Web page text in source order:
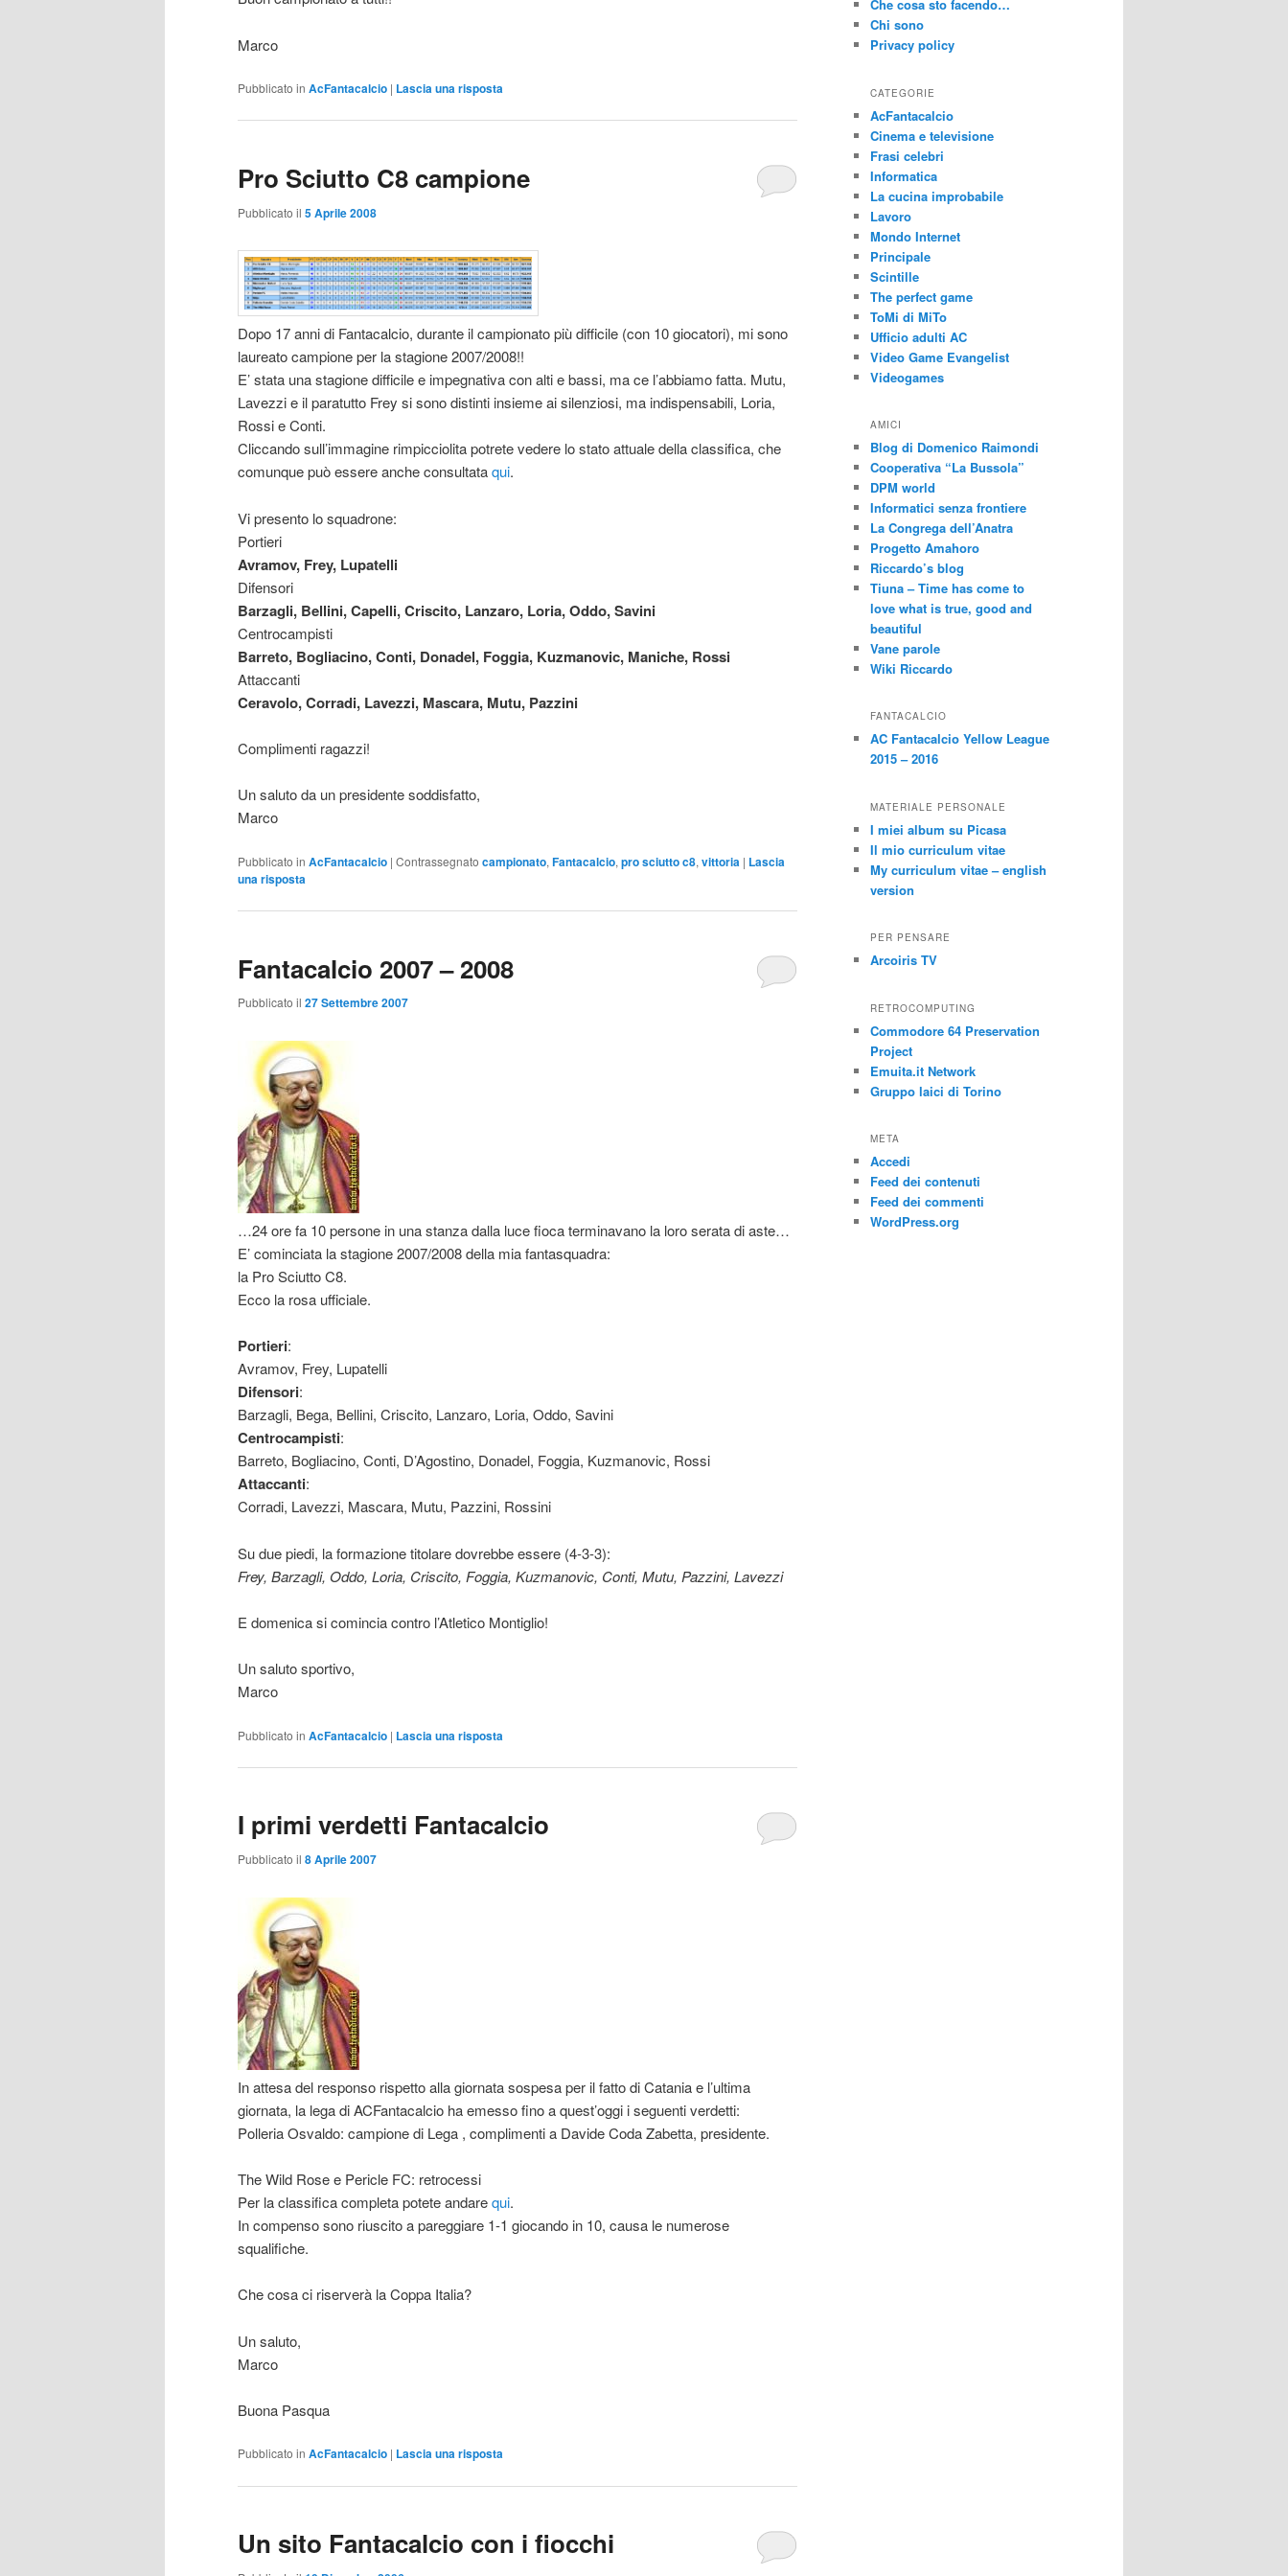
Marco
Pubblicato in AcFantacalcio | Lascia una risposta
Pro Sciutto C8 campione
Pubblicato il 5 Aprile 2008
Dopo 17 anni di Fantacalcio, durante il campionato più difficile (con 10 giocatori), mi sono
laureato campione per la stagione 2007/2008!!
E’ stata una stagione difficile e impegnativa con alti e bassi, ma ce l’abbiamo fatta. Mutu,
Lavezzi e il paratutto Frey si sono distinti insieme ai silenziosi, ma indispensabili, Loria,
Rossi e Conti.
Cliccando sull’immagine rimpicciolita potrete vedere lo stato attuale della classifica, che
comunque può essere anche consultataqui.
Vi presento lo squadrone:
Portieri
Avramov, Frey, Lupatelli
Difensori
Barzagli, Bellini, Capelli, Criscito, Lanzaro, Loria, Oddo, Savini
Centrocampisti
Barreto, Bogliacino, Conti, Donadel, Foggia, Kuzmanovic, Maniche, Rossi
Attaccanti
Ceravolo, Corradi, Lavezzi, Mascara, Mutu, Pazzini
Complimenti ragazzi!
Un saluto da un presidente soddisfatto,
Marco
Pubblicato in AcFantacalcio | Contrassegnato campionato, Fantacalcio, pro sciutto c8, vittoria | Lascia
una risposta
Fantacalcio 2007 – 2008
Pubblicato il 27 Settembre 2007
…24 ore fa 10 persone in una stanza dalla luce fioca terminavano la loro serata di aste…
E’ cominciata la stagione 2007/2008 della mia fantasquadra:
la Pro Sciutto C8.
Ecco la rosa ufficiale.
Portieri:
Avramov, Frey, Lupatelli
Difensori:
Barzagli, Bega, Bellini, Criscito, Lanzaro, Loria, Oddo, Savini
Centrocampisti:
Barreto, Bogliacino, Conti, D’Agostino, Donadel, Foggia, Kuzmanovic, Rossi
Attaccanti:
Corradi, Lavezzi, Mascara, Mutu, Pazzini, Rossini
Su due piedi, la formazione titolare dovrebbe essere (4-3-3):
Frey, Barzagli, Oddo, Loria, Criscito, Foggia, Kuzmanovic, Conti, Mutu, Pazzini, Lavezzi
E domenica si comincia contro l’Atletico Montiglio!
Un saluto sportivo,
Marco
Pubblicato in AcFantacalcio | Lascia una risposta
I primi verdetti Fantacalcio
Pubblicato il 8 Aprile 2007
In attesa del responso rispetto alla giornata sospesa per il fatto di Catania e l’ultima
giornata, la lega di ACFantacalcio ha emesso fino a quest’oggi i seguenti verdetti:
Polleria Osvaldo: campione di Lega , complimenti a Davide Coda Zabetta, presidente.
The Wild Rose e Pericle FC: retrocessi
Per la classifica completa potete andarequi.
In compenso sono riuscito a pareggiare 1-1 giocando in 10, causa le numerose
squalifiche.
Che cosa ci riserverà la Coppa Italia?
Un saluto,
Marco
Buona Pasqua
Pubblicato in AcFantacalcio | Lascia una risposta
Un sito Fantacalcio con i fiocchi
Che cosa sto facendo…
Chi sono
Privacy policy
CATEGORIE
AcFantacalcio
Cinema e televisione
Frasi celebri
Informatica
La cucina improbabile
Lavoro
Mondo Internet
Principale
Scintille
The perfect game
ToMi di MiTo
Ufficio adulti AC
Video Game Evangelist
Videogames
AMICI
Blog di Domenico Raimondi
Cooperativa “La Bussola”
DPM world
Informatici senza frontiere
La Congrega dell’Anatra
Progetto Amahoro
Riccardo’s blog
Tiuna – Time has come to
love what is true, good and
beautiful
Vane parole
Wiki Riccardo
FANTACALCIO
AC Fantacalcio Yellow League
2015 – 2016
MATERIALE PERSONALE
I miei album su Picasa
Il mio curriculum vitae
My curriculum vitae – english
version
PER PENSARE
Arcoiris TV
RETROCOMPUTING
Commodore 64 Preservation
Project
Emuita.it Network
Gruppo laici di Torino
META
Accedi
Feed dei contenuti
Feed dei commenti
WordPress.org